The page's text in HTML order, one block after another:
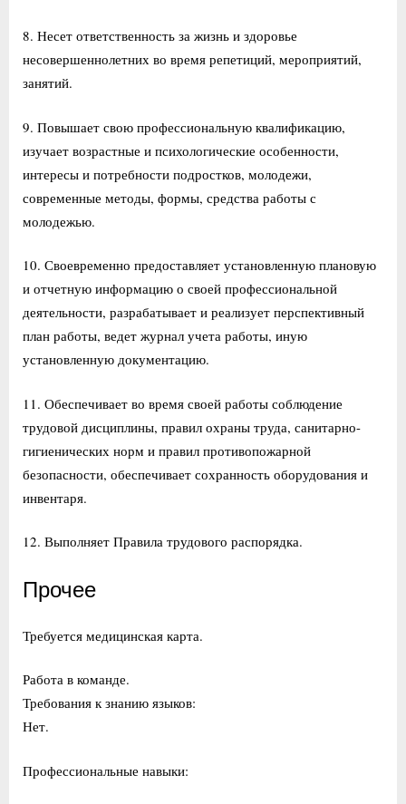
8. Несет ответственность за жизнь и здоровье
несовершеннолетних во время репетиций, мероприятий,
занятий.
9. Повышает свою профессиональную квалификацию,
изучает возрастные и психологические особенности,
интересы и потребности подростков, молодежи,
современные методы, формы, средства работы с
молодежью.
10. Своевременно предоставляет установленную плановую
и отчетную информацию о своей профессиональной
деятельности, разрабатывает и реализует перспективный
план работы, ведет журнал учета работы, иную
установленную документацию.
11. Обеспечивает во время своей работы соблюдение
трудовой дисциплины, правил охраны труда, санитарно-
гигиенических норм и правил противопожарной
безопасности, обеспечивает сохранность оборудования и
инвентаря.
12. Выполняет Правила трудового распорядка.
Прочее
Требуется медицинская карта.
Работа в команде.
Требования к знанию языков:
Нет.
Профессиональные навыки: